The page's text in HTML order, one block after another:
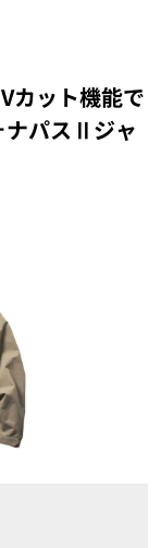
カット機能で
ナパスⅡジャ